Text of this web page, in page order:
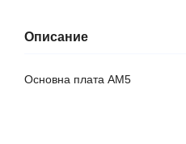
Описание
Основна плата AM5